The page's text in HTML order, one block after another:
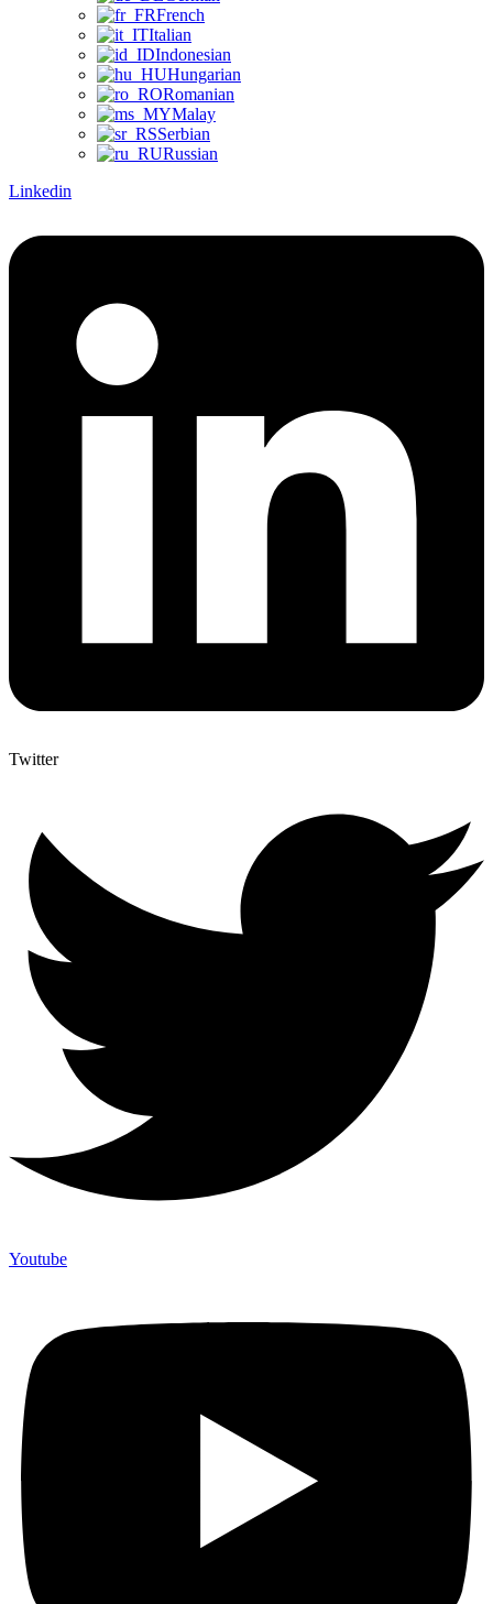
French
Italian
Indonesian
Hungarian
Romanian
Malay
Serbian
Russian
Linkedin
Twitter
Youtube